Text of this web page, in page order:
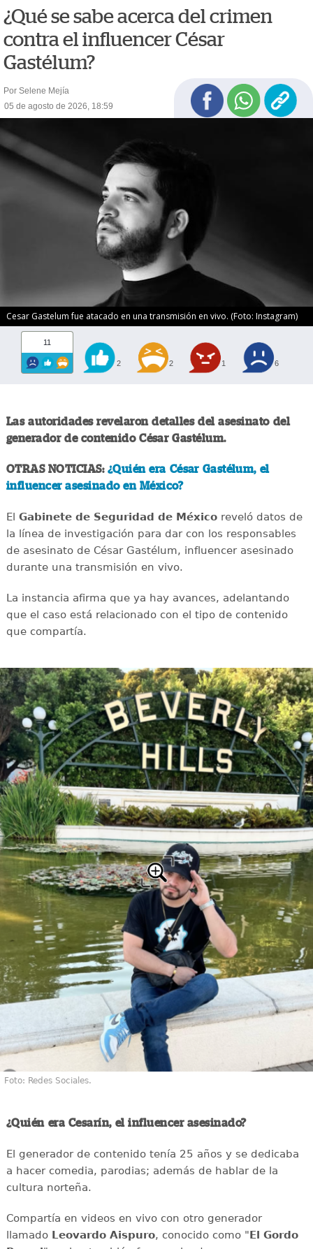
¿Qué se sabe acerca del crimen
contra el influencer César
Gastélum?
Por Selene Mejía
05 de agosto de 2026, 18:59
Cesar Gastelum fue atacado en una transmisión en vivo. (Foto: Instagram)
11
2 2 1 6
Las autoridades revelaron detalles del asesinato del
generador de contenido César Gastélum.
OTRAS NOTICIAS: ¿Quién era César Gastélum, el
influencer asesinado en México?
El Gabinete de Seguridad de Méxicoreveló datos de
la línea de investigación para dar con los responsables
de asesinato de César Gastélum, influencer asesinado
durante una transmisión en vivo.
La instancia afirma que ya hay avances, adelantando
que el caso está relacionado con el tipo de contenido
que compartía.
Foto: Redes Sociales.
¿Quién era Cesarín, el influencer asesinado?
El generador de contenido tenía 25 años y se dedicaba
a hacer comedia, parodias; además de hablar de la
cultura norteña.
Compartía en videos en vivo con otro generador
llamadoLeovardo Aispuro, conocido como "El Gordo